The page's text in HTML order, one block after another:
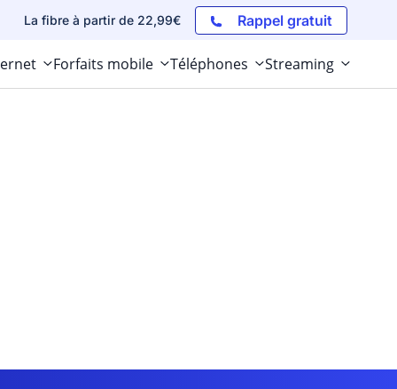
La fibre à partir de 22,99€ Rappel gratuit
Forfaits mobile Téléphones Streaming